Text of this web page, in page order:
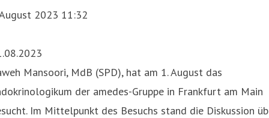
2023 11:32
Mansoori, MdB (SPD), hat am 1. August das
der amedes-Gruppe in Frankfurt am Main
Im Mittelpunkt des Besuchs stand die Diskussion